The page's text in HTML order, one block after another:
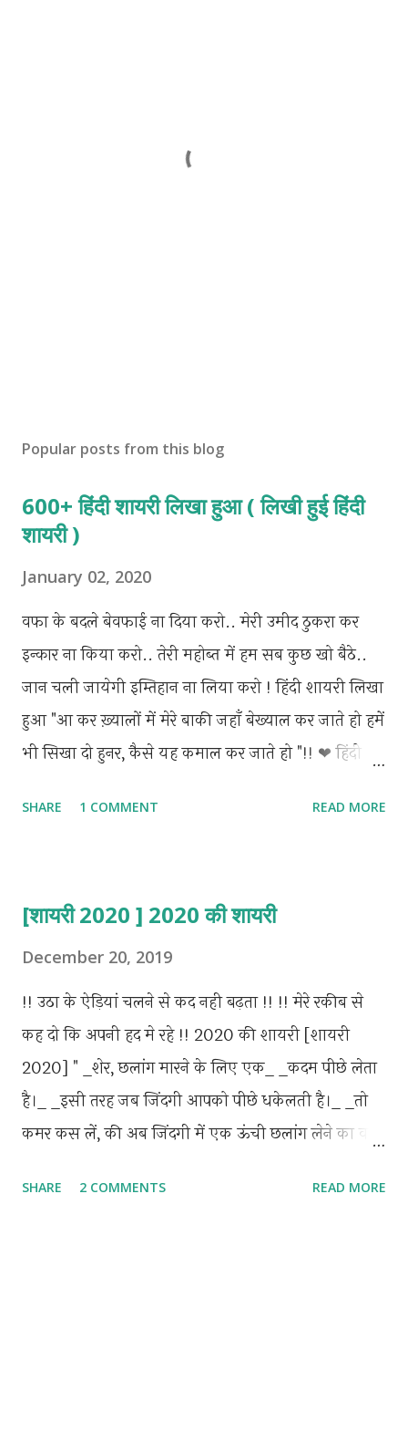
Popular posts from this blog
600+ हिंदी शायरी लिखा हुआ ( लिखी हुई हिंदी
शायरी )
January 02, 2020
वफा के बदले बेवफाई ना दिया करो.. मेरी उमीद ठुकरा कर
इन्कार ना किया करो.. तेरी महोब्त में हम सब कुछ खो बैठे..
जान चली जायेगी इम्तिहान ना लिया करो ! हिंदी शायरी लिखा
हुआ "आ कर ख़्यालों में मेरे बाकी जहाँ बेख्याल कर जाते हो हमें
भी सिखा दो हुनर, कैसे यह कमाल कर जाते हो "!! ❤ हिंदी
निशाना बन गये अब वार क्या करे जान निकल गयी मगर खुली
जताने वाले तन्हा छोड़ गये, जब पड़ी जरूरत हमें अपने हमसफर
की, वो जो साथ चलने वाले, रास्ता मोड़ गये." हिंदी शायरी
सोच तुझे देखकर हमे, अपने दिल को कितना समझाना पड़ता
है..." हिंदी शायरी लिखा हुआ "ना दिल की चली ना आँखों की,
हम तो दीवाने बस तेरी मुस्कान के हो गए !!" हिंदी शायरी
लिखा हुआ "बिकता है गम इश्क के बाज़ार में, लाखों दर्द छुपे
होते हैं. एक छोटे से इंकार में, हो जाओ अगर ज़माने से दुखी, तो
स्...
SHARE 1 COMMENT READ MORE
[शायरी 2020 ] 2020 की शायरी
December 20, 2019
!! उठा के ऐड़ियां चलने से कद नही बढ़ता !! !! मेरे रकीब से
कह दो कि अपनी हद मे रहे !! 2020 की शायरी [शायरी
2020] " _शेर, छलांग मारने के लिए एक_ _कदम पीछे लेता
है।_ _इसी तरह जब जिंदगी आपको पीछे धकेलती है।_ _तो
कमर कस लें, की अब जिंदगी में एक ऊंची छलांग लेने का वक़्त
पुराना नहीं होता, जिन्दगी का हर पल सुहाना कितना होता, जुदा
SHARE 2 COMMENTS READ MORE